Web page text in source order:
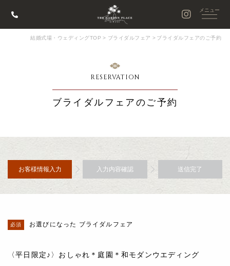
結婚式場・ウェディングTOP > ブライダルフェア > ブライダルフェアのご予約
RESERVATION
ブライダルフェアのご予約
お客様情報入力 入力内容確認 送信完了
お選びになった ブライダルフェア
〈平日限定♪〉おしゃれ＊庭園＊和モダンウエディング